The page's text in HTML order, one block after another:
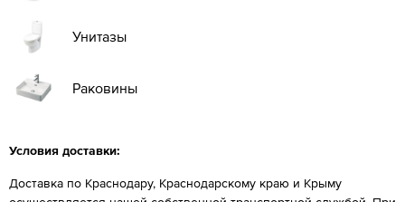
Унитазы
Раковины
Условия доставки:
Доставка по Краснодару, Краснодарскому краю и Крыму